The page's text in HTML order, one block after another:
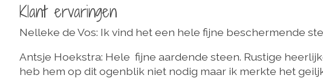
Klant ervaringen
Nelleke de Vos: Ik vind het een hele fijne beschermende
Antsje Hoekstra: Hele fijne aardende steen. Rustige
heb hem op dit ogenblik niet nodig maar ik merkte het